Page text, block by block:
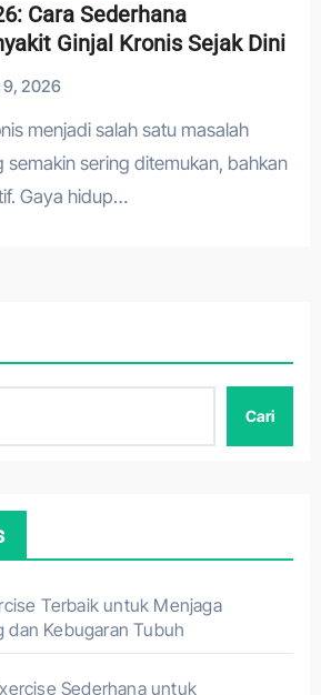
Cara Sederhana
Ginjal Kronis Sejak Dini
9, 2026
semakin sering ditemukan, bahkan
Gaya hidup…
Cari
Terbaik untuk Menjaga
dan Kebugaran Tubuh
Sederhana untuk